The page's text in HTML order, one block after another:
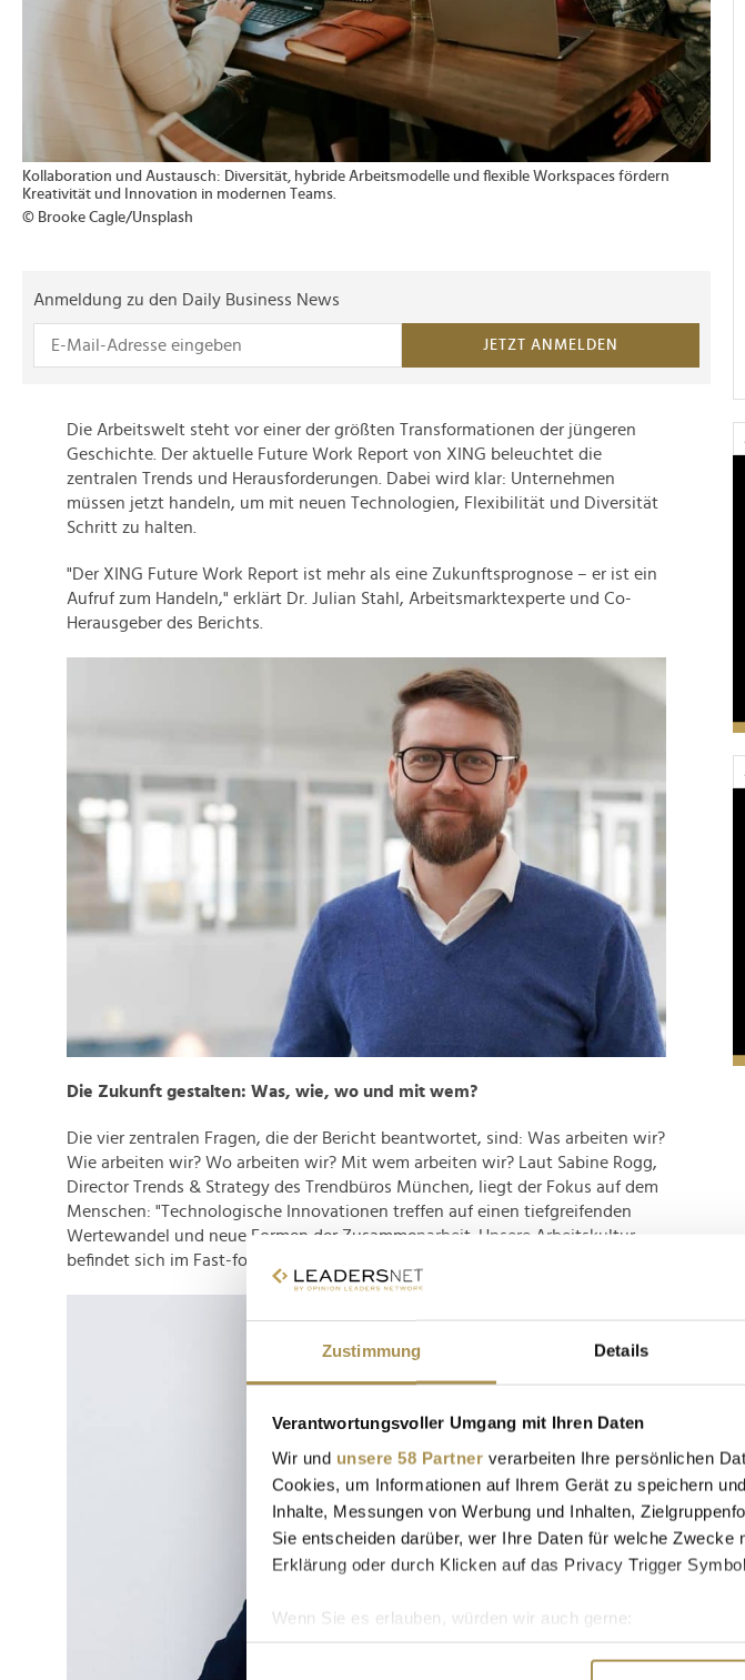
Zustimmung Details
Verantwortungsvoller Umgang mit Ihren Daten
Wir und unsere 58 Partner verarbeiten Ihre persönlichen
Cookies, um Informationen auf Ihrem Gerät zu speichern
Inhalte, Messungen von Werbung und Inhalten,
Sie entscheiden darüber, wer Ihre Daten für welche
Erklärung oder durch Klicken auf das Privacy Trigger
Wenn Sie es erlauben, würden wir auch gerne:
Informationen über Ihre geografische Lage
Kollaboration und Austausch: Diversität, hybride Arbeitsmodelle und flexible Workspaces fördern
Kreativität und Innovation in modernen Teams.
© Brooke Cagle/Unsplash
Anmeldung zu den Daily Business News
JETZT ANMELDEN
Die Arbeitswelt steht vor einer der größten Transformationen der jüngeren
Geschichte. Der aktuelle Future Work Report von XING beleuchtet die
zentralen Trends und Herausforderungen. Dabei wird klar: Unternehmen
müssen jetzt handeln, um mit neuen Technologien, Flexibilität und Diversität
Schritt zu halten.
"Der XING Future Work Report ist mehr als eine Zukunftsprognose – er ist ein
Aufruf zum Handeln," erklärt Dr. Julian Stahl, Arbeitsmarktexperte und Co-
Herausgeber des Berichts.
Die Zukunft gestalten: Was, wie, wo und mit wem?
Die vier zentralen Fragen, die der Bericht beantwortet, sind: Was arbeiten wir?
Wie arbeiten wir? Wo arbeiten wir? Mit wem arbeiten wir? Laut Sabine Rogg,
Director Trends & Strategy des Trendbüros München, liegt der Fokus auf dem
Menschen: "Technologische Innovationen treffen auf einen tiefgreifenden
Wertewandel und neue Formen der Zusammenarbeit. Unsere Arbeitskultur
befindet sich im Fast-forward-Modus."